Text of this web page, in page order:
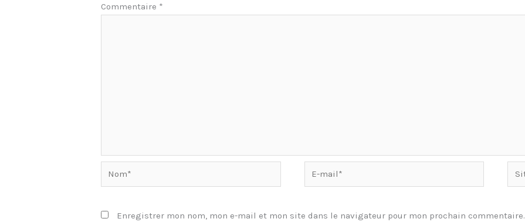
Commentaire *
mail*
Site
Enregistrer mon nom, mon e-mail et mon site dans le navigateur pour mon prochain commentaire.